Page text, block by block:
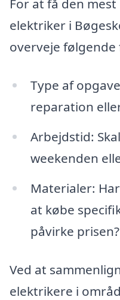
For at få den
elektriker i
overveje
Type af
reparation
Arbejdstid:
weekenden
Materialer:
at købe
påvirke prisen?
Ved at
elektrikere i